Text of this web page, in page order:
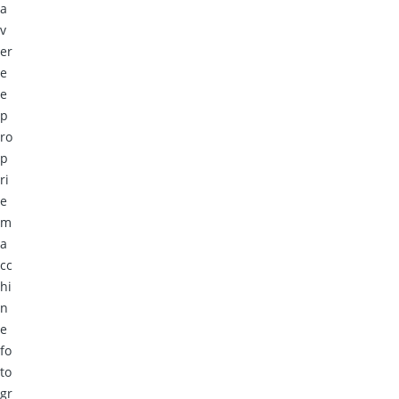
a
v
er
e
e
p
ro
p
ri
e
m
a
cc
hi
n
e
fo
to
gr